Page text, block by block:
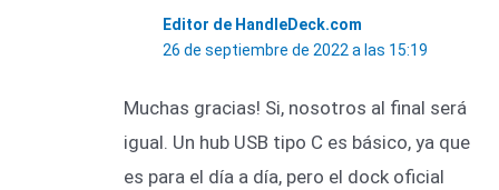
Editor de HandleDeck.com
26 de septiembre de 2022 a las 15:19
Muchas gracias! Si, nosotros al final será
igual. Un hub USB tipo C es básico, ya que
es para el día a día, pero el dock oficial